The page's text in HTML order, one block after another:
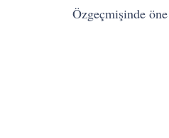
Özgeçmişinde öne